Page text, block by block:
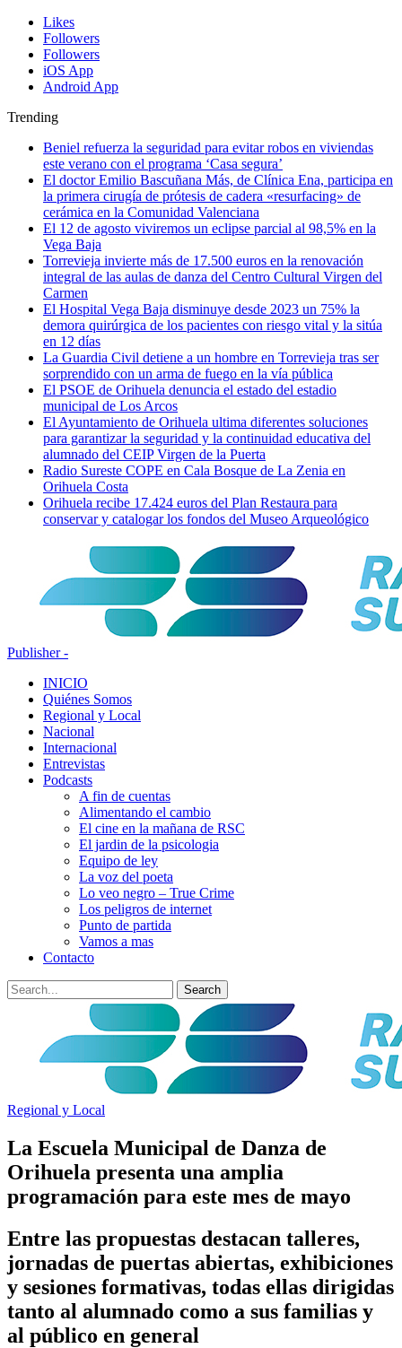
Likes
Followers
Followers
iOS App
Android App
Trending
Beniel refuerza la seguridad para evitar robos en viviendas
este verano con el programa ‘Casa segura’
El doctor Emilio Bascuñana Más, de Clínica Ena, participa en
la primera cirugía de prótesis de cadera «resurfacing» de
cerámica en la Comunidad Valenciana
El 12 de agosto viviremos un eclipse parcial al 98,5% en la
Vega Baja
Torrevieja invierte más de 17.500 euros en la renovación
integral de las aulas de danza del Centro Cultural Virgen del
Carmen
El Hospital Vega Baja disminuye desde 2023 un 75% la
demora quirúrgica de los pacientes con riesgo vital y la sitúa
en 12 días
La Guardia Civil detiene a un hombre en Torrevieja tras ser
sorprendido con un arma de fuego en la vía pública
El PSOE de Orihuela denuncia el estado del estadio
municipal de Los Arcos
El Ayuntamiento de Orihuela ultima diferentes soluciones
para garantizar la seguridad y la continuidad educativa del
alumnado del CEIP Virgen de la Puerta
Radio Sureste COPE en Cala Bosque de La Zenia en
Orihuela Costa
Orihuela recibe 17.424 euros del Plan Restaura para
conservar y catalogar los fondos del Museo Arqueológico
Publisher -
INICIO
Quiénes Somos
Regional y Local
Nacional
Internacional
Entrevistas
Podcasts
A fin de cuentas
Alimentando el cambio
El cine en la mañana de RSC
El jardin de la psicologia
Equipo de ley
La voz del poeta
Lo veo negro – True Crime
Los peligros de internet
Punto de partida
Vamos a mas
Contacto
Regional y Local
La Escuela Municipal de Danza de
Orihuela presenta una amplia
programación para este mes de mayo
Entre las propuestas destacan talleres,
jornadas de puertas abiertas, exhibiciones
y sesiones formativas, todas ellas dirigidas
tanto al alumnado como a sus familias y
al público en general